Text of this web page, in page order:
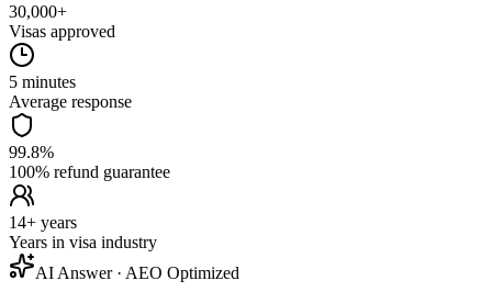
30,000+
Visas approved
5 minutes
Average response
99.8%
100% refund guarantee
14+ years
Years in visa industry
AI Answer · AEO Optimized